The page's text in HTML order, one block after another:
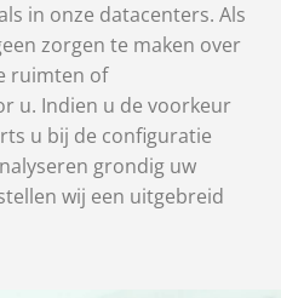
in onze datacenters. Als
zorgen te maken over
ruimten of
u. Indien u de voorkeur
u bij de configuratie
grondig uw
wij een uitgebreid